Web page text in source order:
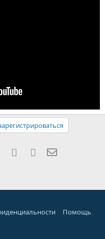
PinterestTumblr WhatsApp
Помощь